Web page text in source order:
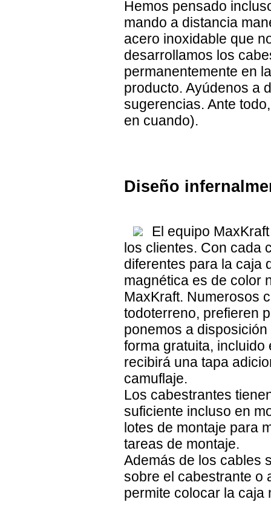
Hemos pensado
mando a distancia
acero inoxidable que
desarrollamos los
permanentemente en
producto. Ayúdenos a
sugerencias. Ante
en cuando).
Diseño
El equipo
los clientes. Con cada
diferentes para la caja
magnética es de color
MaxKraft. Numerosos
todoterreno, prefieren
ponemos a
forma gratuita,
recibirá una tapa
camuflaje.
Los cabestrantes
suficiente incluso en
lotes de montaje para
tareas de montaje.
Además de los cables
sobre el cabestrante o
permite colocar la caja